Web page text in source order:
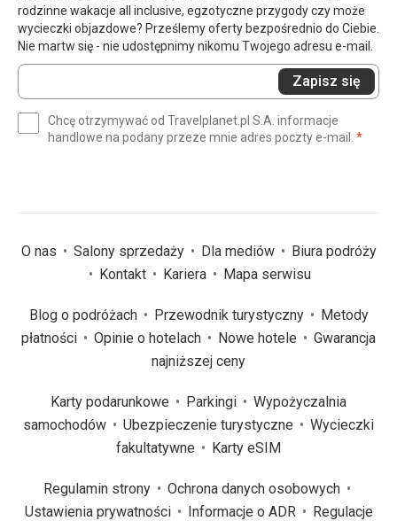
rodzinne wakacje all inclusive, egzotyczne przygody czy może
wycieczki objazdowe? Prześlemy oferty bezpośrednio do Ciebie.
Nie martw się - nie udostępnimy nikomu Twojego adresu e-mail.
Wprowadź
swój
(wymagane)
Zapisz się
Chcę otrzymywać od Travelplanet.pl S.A. informacje
handlowe na podany przeze mnie adres poczty e-mail. *
O nas Salony sprzedaży Dla mediów
Biura podróży
Kontakt
Kariera Mapa serwisu
Blog o podróżach Przewodnik turystyczny
Metody
płatności
Opinie o hotelach Nowe hotele
Gwarancja
najniższej ceny
Karty podarunkowe Parkingi
Wypożyczalnia
samochodów
Ubezpieczenie turystyczne
Wycieczki
fakultatywne
Karty eSIM
Regulamin strony
Ochrona danych osobowych
Ustawienia prywatności
Informacje o ADR Regulacje